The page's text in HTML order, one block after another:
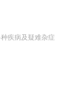
疾病及疑难杂症